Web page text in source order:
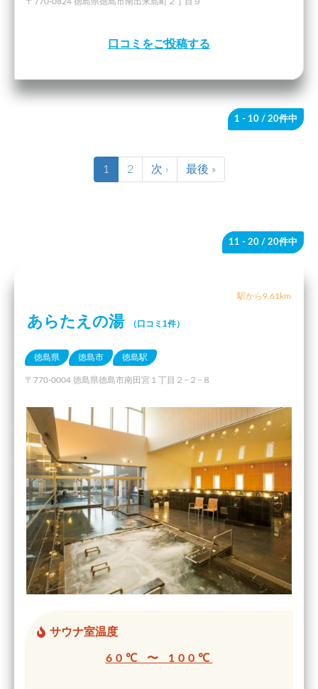
口コミをご投稿する
1 - 10 / 20件中
1 2 次 › 最後 »
11 - 20 / 20件中
駅から9.61km
あらたえの湯 （口コミ1件）
徳島県 徳島市 徳島駅
〒770-0004 徳島県徳島市南田宮１丁目２−２−８
サウナ室温度
60℃ 〜 100℃